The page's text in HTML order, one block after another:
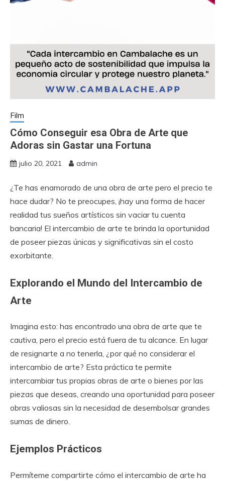
Film
Cómo Conseguir esa Obra de Arte que
Adoras sin Gastar una Fortuna
julio 20, 2021 admin
¿Te has enamorado de una obra de arte pero el precio te
hace dudar? No te preocupes, ¡hay una forma de hacer
realidad tus sueños artísticos sin vaciar tu cuenta
bancaria! El intercambio de arte te brinda la oportunidad
de poseer piezas únicas y significativas sin el costo
exorbitante.
Explorando el Mundo del Intercambio de
Arte
Imagina esto: has encontrado una obra de arte que te
cautiva, pero el precio está fuera de tu alcance. En lugar
de resignarte a no tenerla, ¿por qué no considerar el
intercambio de arte? Esta práctica te permite
intercambiar tus propias obras de arte o bienes por las
piezas que deseas, creando una oportunidad para poseer
obras valiosas sin la necesidad de desembolsar grandes
sumas de dinero.
Ejemplos Prácticos
Permíteme compartirte cómo el intercambio de arte ha